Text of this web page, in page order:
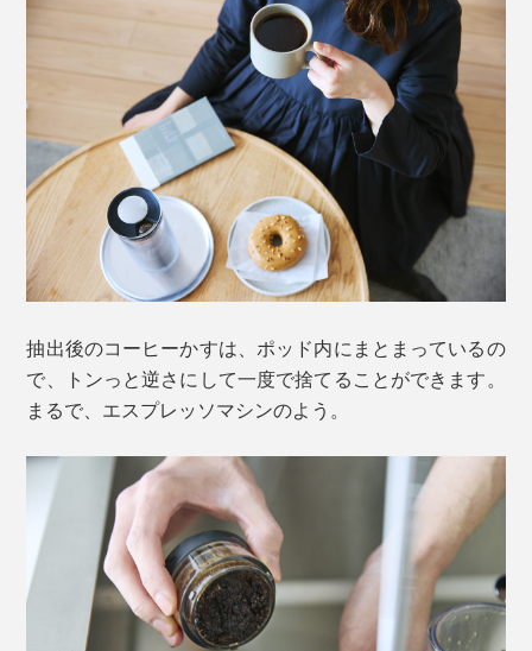
355mlのお湯に対してコーヒー粉は約20g
2. ポッドの蓋（プランジャーの先端）を閉める
溝とツメを合わせて、カチッと手応えがあるまで回し固定してください
3. 容器にお湯を入れる
力をかけるプランジャーは、頑丈なメタル製。パッキン
部分は、医療用にも使われる品質のシリコンを使用し、
妥協のない素材選びも『American Press』のこだわりで
す。
割れにくいトレイタンを採用した容器は、二重構造に仕
それは、教授や同級生たちが事務所に持参したフレンチ
プレスに、何日間もコーヒーかすが残っていたこと。
洗うのが面倒だということは、よく分かる。コーヒー豆
を閉じ込めて、簡単に捨てられるポッド付きの構造なら
ば、汚さずケアが手軽なのではないか……。
アイデアが思いつくまま紙に描き、そのプロトタイプを
作るために、大学の機械工作室で一年を過ごすことに。
抽出後のコーヒーかすは、ポッド内にまとまっているの
で、トンっと逆さにして一度で捨てることができます。
まるで、エスプレッソマシンのよう。